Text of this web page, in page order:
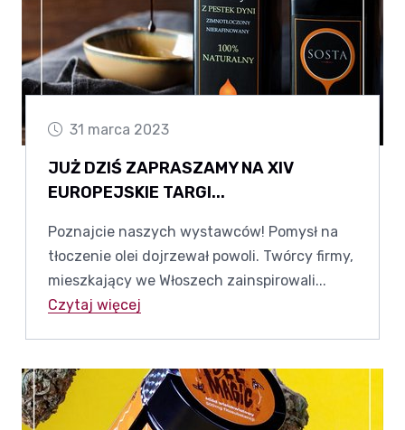
31 marca 2023
JUŻ DZIŚ ZAPRASZAMY NA XIV
EUROPEJSKIE TARGI...
Poznajcie naszych wystawców! Pomysł na
tłoczenie olei dojrzewał powoli. Twórcy firmy,
mieszkający we Włoszech zainspirowali...
Czytaj więcej